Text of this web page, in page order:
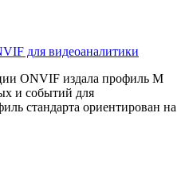
для видеоаналитики
ONVIF издала профиль М
и событий для
стандарта ориентирован на